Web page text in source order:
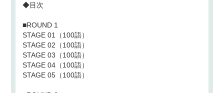
◆目次
■ROUND 1
STAGE 01（100語）
STAGE 02（100語）
STAGE 03（100語）
STAGE 04（100語）
STAGE 05（100語）